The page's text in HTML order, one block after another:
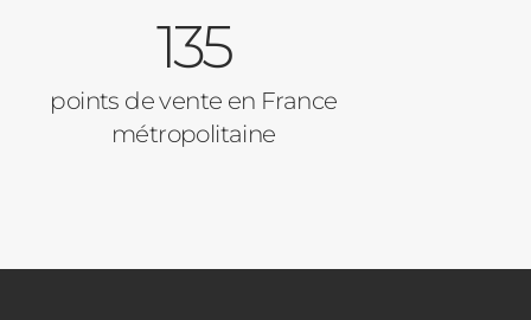
135
points de vente en France
métropolitaine